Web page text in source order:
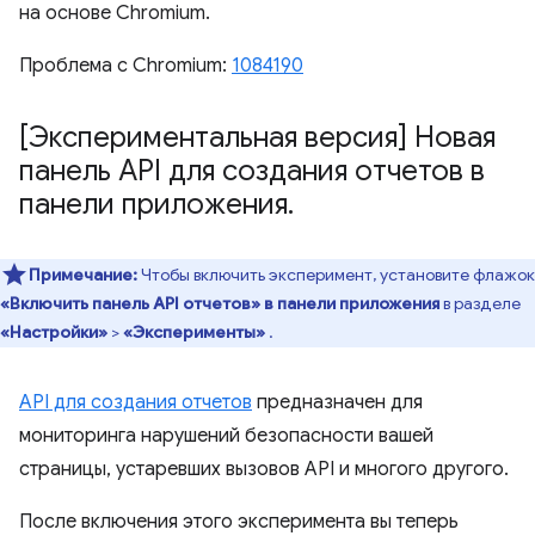
на основе Chromium.
Проблема с Chromium: 1084190
[Экспериментальная версия] Новая
панель API для создания отчетов в
панели приложения.
Примечание:Чтобы включить эксперимент, установите флажок
«Включить панель API отчетов» в панели приложенияв разделе
«Настройки» >«Эксперименты» .
API для создания отчетов предназначен для
мониторинга нарушений безопасности вашей
страницы, устаревших вызовов API и многого другого.
После включения этого эксперимента вы теперь